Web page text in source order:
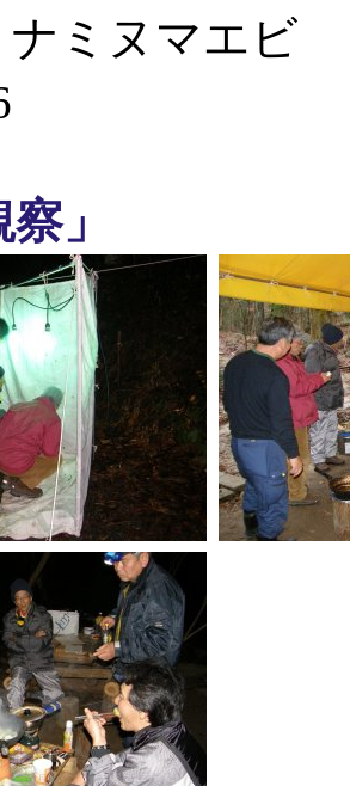
ナミヌマエビ
」